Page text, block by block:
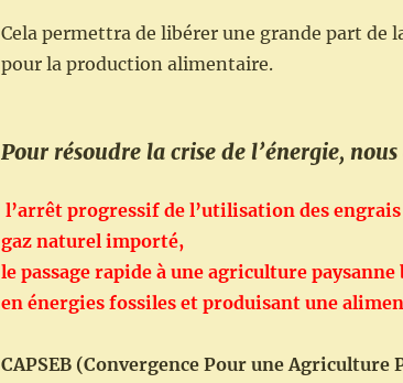
Cela permettra de libérer une grande part de
pour la production alimentaire.
Pour résoudre la crise de l’énergie,
l’arrêt progressif de l’utilisation des
gaz naturel importé,
le passage rapide à une agriculture
en énergies fossiles et produisant une
CAPSEB (Convergence Pour une Agriculture